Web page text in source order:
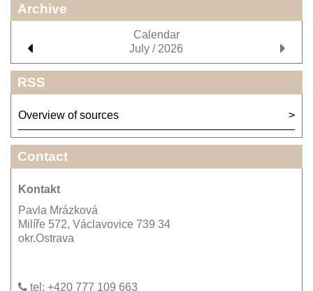
Archive
Calendar
July / 2026
RSS
Overview of sources
Contact
Kontakt
Pavla Mrázková
Milíře 572, Václavovice 739 34
okr.Ostrava
tel: +420 777 109 663